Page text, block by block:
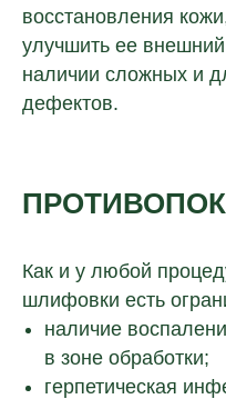
восстановления
улучшить ее
наличии сложных и
дефектов.
Как и у любой
шлифовки есть
наличие
в зоне обработки;
герпетическая